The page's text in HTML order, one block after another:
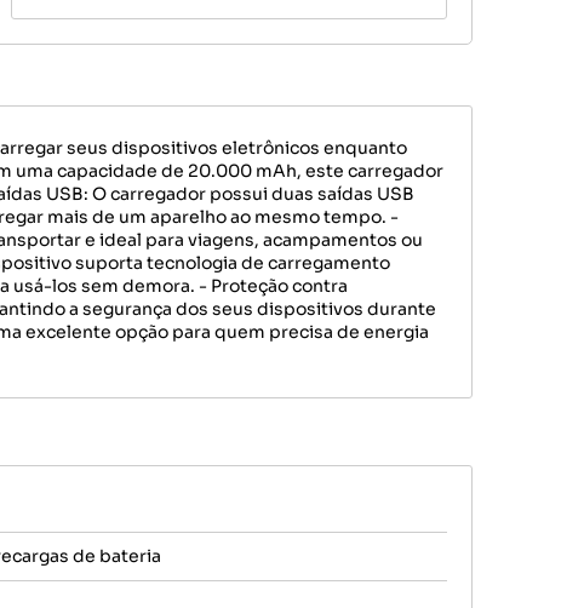
seus dispositivos eletrônicos enquanto
uma capacidade de 20.000 mAh, este carregador
USB: O carregador possui duas saídas USB
mais de um aparelho ao mesmo tempo. -
e ideal para viagens, acampamentos ou
suporta tecnologia de carregamento
usá-los sem demora. - Proteção contra
a segurança dos seus dispositivos durante
excelente opção para quem precisa de energia
de bateria